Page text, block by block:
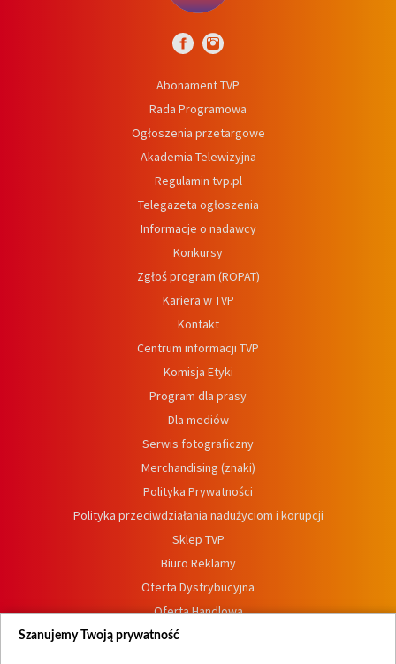
Abonament TVP
Rada Programowa
Ogłoszenia przetargowe
Akademia Telewizyjna
Regulamin tvp.pl
Telegazeta ogłoszenia
Informacje o nadawcy
Konkursy
Zgłoś program (ROPAT)
Kariera w TVP
Kontakt
Centrum informacji TVP
Komisja Etyki
Program dla prasy
Dla mediów
Serwis fotograficzny
Merchandising (znaki)
Polityka Prywatności
Polityka przeciwdziałania nadużyciom i korupcji
Sklep TVP
Biuro Reklamy
Oferta Dystrybucyjna
Oferta Handlowa
Dostępność
Szanujemy Twoją prywatność